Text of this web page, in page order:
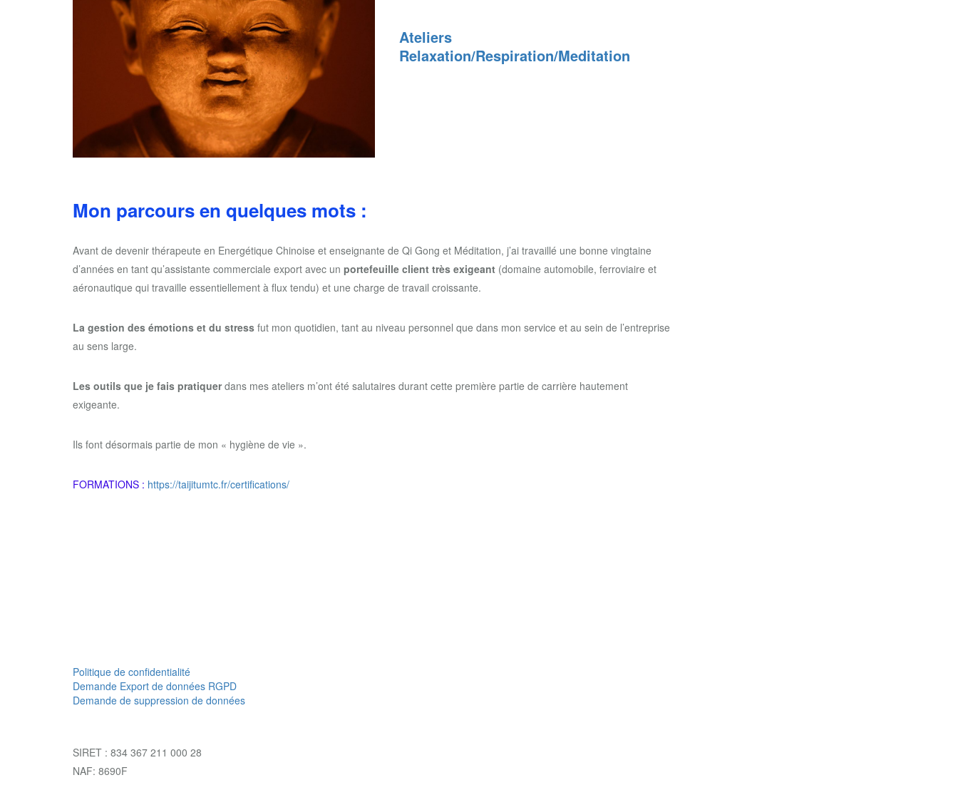
Ateliers
Relaxation/Respiration/Meditation
Mon parcours en quelques mots :
Avant de devenir thérapeute en Energétique Chinoise et enseignante de Qi Gong et Méditation, j’ai travaillé une bonne vingtaine
d’années en tant qu’assistante commerciale export avec un portefeuille client très exigeant (domaine automobile, ferroviaire et
aéronautique qui travaille essentiellement à flux tendu) et une charge de travail croissante.
La gestion des émotions et du stress fut mon quotidien, tant au niveau personnel que dans mon service et au sein de l’entreprise
au sens large.
Les outils que je fais pratiquerdans mes ateliers m’ont été salutaires durant cette première partie de carrière hautement
exigeante.
Ils font désormais partie de mon « hygiène de vie ».
FORMATIONS : https://taijitumtc.fr/certifications/
Politique de confidentialité
Demande Export de données RGPD
Demande de suppression de données
SIRET : 834 367 211 000 28
NAF: 8690F